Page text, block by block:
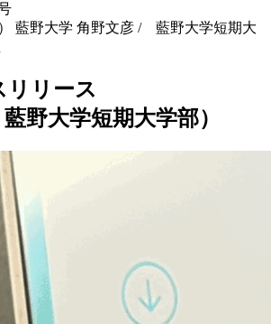
藍野大学 角野文彦 / 藍野大学短期大
リリース
藍野大学短期大学部）